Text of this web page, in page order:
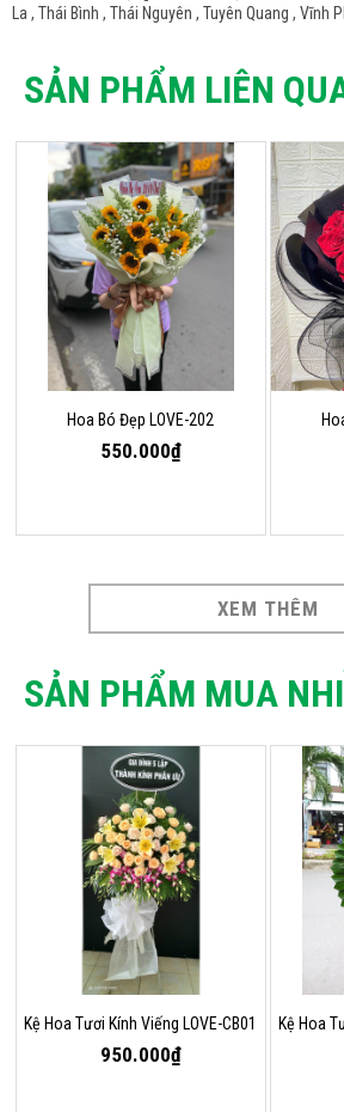
La , Thái Bình , Thái Nguyên , Tuyên Quang , Vĩnh
SẢN PHẨM LIÊN
Hoa Bó Đẹp LOVE-202
550.000₫
XEM THÊM
SẢN PHẨM MUA
Kệ Hoa Tươi Kính Viếng LOVE-CB01
950.000₫
Kệ Hoa